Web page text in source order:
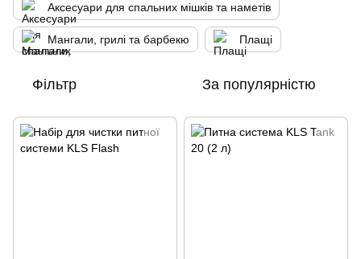
Аксесуари для спальних мішків та наметів
Мангали, грилі та барбекю Плащі
Фільтр За популярністю